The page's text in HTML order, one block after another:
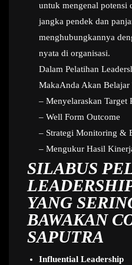
untuk mengenal potensi
jangka pendek dan
menghubungkannya
nyata di organisasi.
Dalam Pelatihan
MakaAnda Akan Belajar
– Menyelaraskan Target
– Well Form Outcome
– Strategi Monitoring &
– Mengukur Hasil
SILABUS
YANG
BAWAKAN
SAPUTRA
Influential Leadership